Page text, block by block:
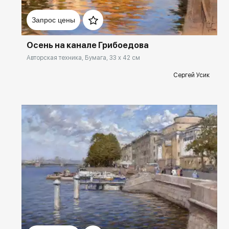
- 2024; персональная выставка в Музее истории СПб - особняк
Румянцева (180 работ);
- 2022; персональная выставка в квз Миллениум, Ярославль;
- 2019; персональная выставка в Академии акварели, Москва;
Постоянное участие в выставках Национального союза
пастелистов России.
Постоянное участие в международных салонах пастели
пастельного общества Франции (Pastellistes de France);
- 2022; участие в международном Салоне пастели Saint Aulaye;
- 2019; участие в международном Салоне пастели в Saint Brisson
- 2018; участие в международной выставке ARTLIFE FEST, Москва;
- 2018; участие в международной выставке пастели Па-де -Кале,
Запрос цены
Домен: rakovgallery.ru
Осень на канале Грибоедова
Авторская техника, Бумага, 33 x 42 см
Сергей Усик
Домен: rakovgallery.ru